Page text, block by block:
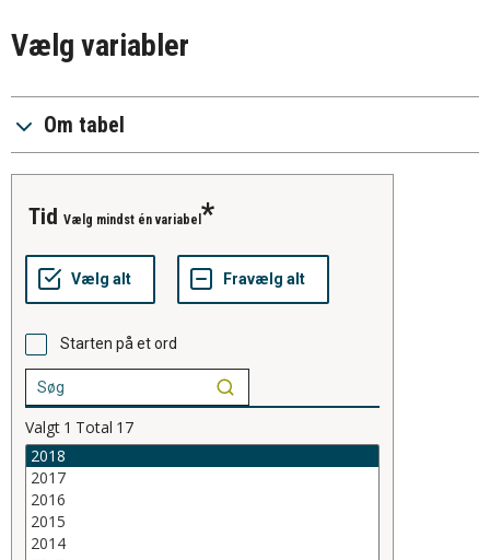
Vælg variabler
Om tabel
tid Vælg mindst én variabel
Starten på et ord
Valgt 1 Total 17